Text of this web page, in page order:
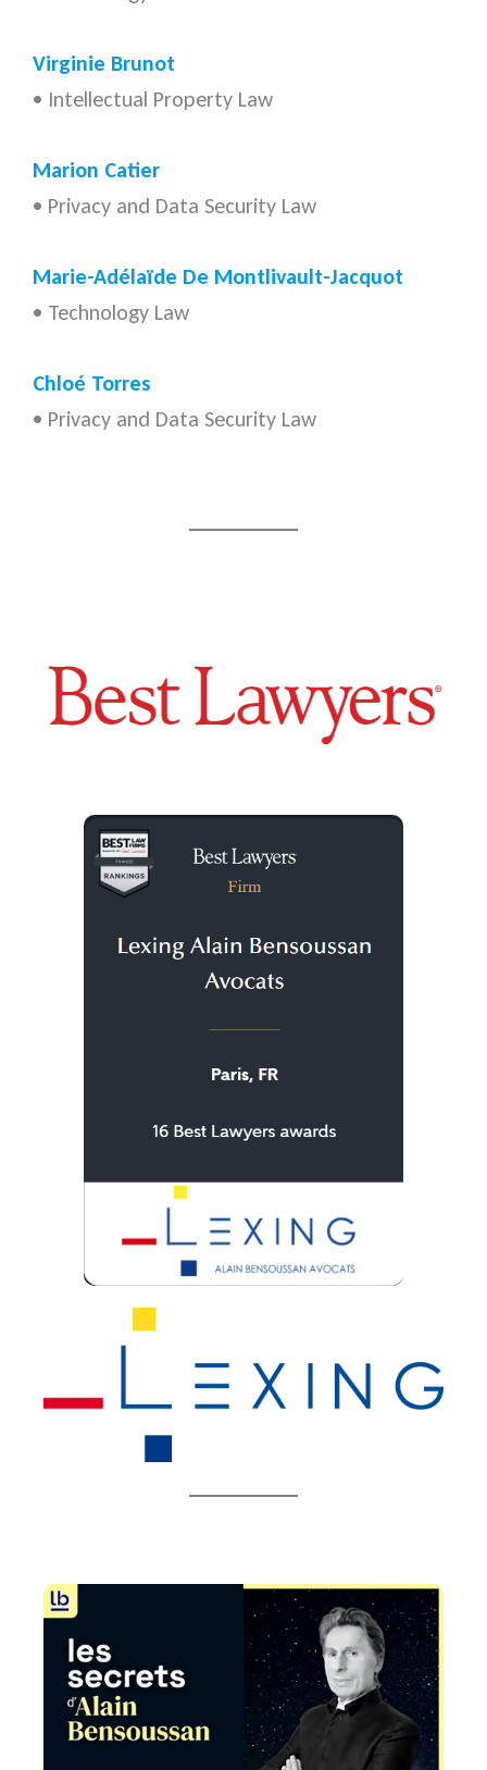
Virginie Brunot
• Intellectual Property Law
Marion Catier
• Privacy and Data Security Law
Marie-Adélaïde De Montlivault-Jacquot
• Technology Law
Chloé Torres
• Privacy and Data Security Law